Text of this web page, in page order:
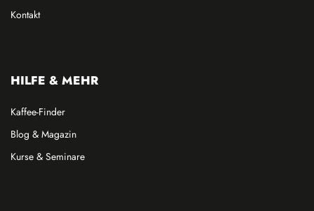
Kontakt
HILFE & MEHR
Kaffee-Finder
Blog & Magazin
Kurse & Seminare